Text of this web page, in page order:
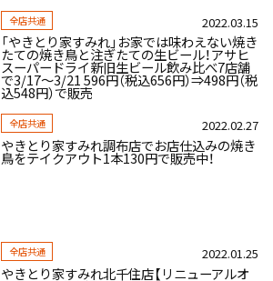
全店共通 2022.03.15
「やきとり家すみれ」お家では味わえない焼き
たての焼き鳥と注ぎたての生ビール！アサヒ
スーパードライ新旧生ビール飲み比べ7店舗
で3/17～3/21 596円（税込656円）⇒498円（税
込548円）で販売
全店共通 2022.02.27
やきとり家すみれ調布店でお店仕込みの焼き
鳥をテイクアウト1本130円で販売中！
全店共通 2022.01.25
やきとり家すみれ北千住店【リニューアルオ